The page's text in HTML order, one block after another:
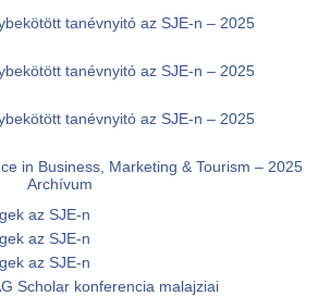
Archívum
tanévnyitó az SJE-n – 2025
tanévnyitó az SJE-n – 2025
tanévnyitó az SJE-n – 2025
in Business, Marketing & Tourism – 2025
az SJE-n
az SJE-n
az SJE-n
Scholar konferencia malajziai